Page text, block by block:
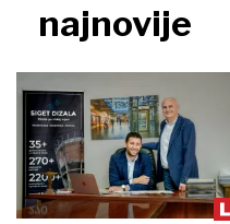
najnovije